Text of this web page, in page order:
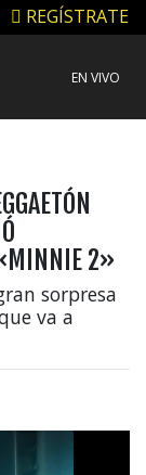
REGÍSTRATE
EN VIVO
2»
sorpresa
va a